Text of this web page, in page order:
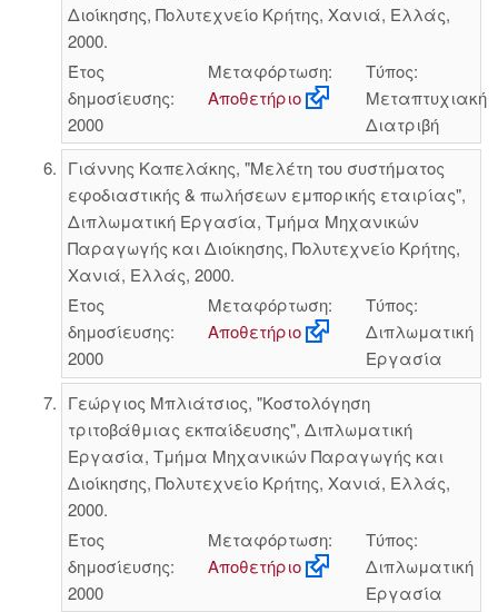
Διοίκησης, Πολυτεχνείο Κρήτης, Χανιά, Ελλάς,
2000.
Έτος
δημοσίευσης:
2000
Μεταφόρτωση:
Αποθετήριο
Τύπος:
Μεταπτυχιακή
Διατριβή
Γιάννης Καπελάκης, "Μελέτη του συστήματος
εφοδιαστικής & πωλήσεων εμπορικής εταιρίας",
Διπλωματική Εργασία, Τμήμα Μηχανικών
Παραγωγής και Διοίκησης, Πολυτεχνείο Κρήτης,
Χανιά, Ελλάς, 2000.
Έτος
δημοσίευσης:
2000
Μεταφόρτωση:
Αποθετήριο
Τύπος:
Διπλωματική
Εργασία
Γεώργιος Μπλιάτσιος, "Κοστολόγηση
τριτοβάθμιας εκπαίδευσης", Διπλωματική
Εργασία, Τμήμα Μηχανικών Παραγωγής και
Διοίκησης, Πολυτεχνείο Κρήτης, Χανιά, Ελλάς,
2000.
Έτος
δημοσίευσης:
2000
Μεταφόρτωση:
Αποθετήριο
Τύπος:
Διπλωματική
Εργασία